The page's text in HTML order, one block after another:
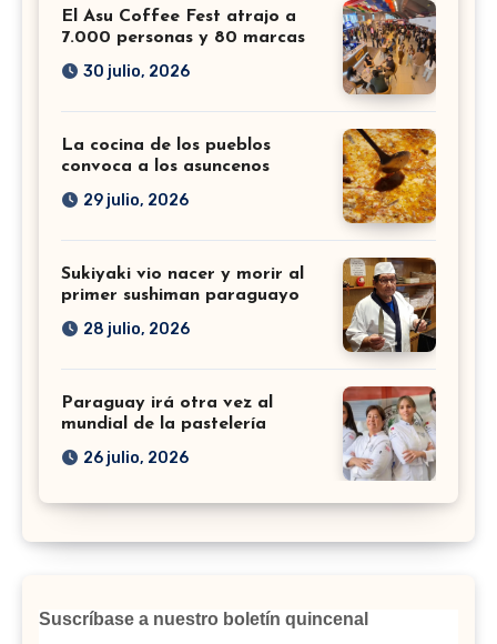
El Asu Coffee Fest atrajo a
7.000 personas y 80 marcas
30 julio, 2026
La cocina de los pueblos
convoca a los asuncenos
29 julio, 2026
Sukiyaki vio nacer y morir al
primer sushiman paraguayo
28 julio, 2026
Paraguay irá otra vez al
mundial de la pastelería
26 julio, 2026
Suscríbase a nuestro boletín quincenal